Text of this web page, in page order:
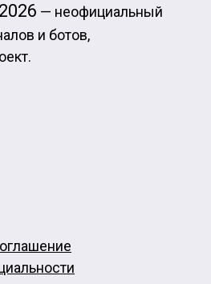
— неофициальный
и ботов,